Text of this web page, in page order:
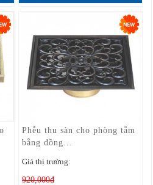
Phễu thu sàn cho phòng tắm
bằng đồng...
Giá thị trường:
920,000đ